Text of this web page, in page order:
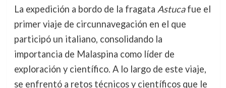
La expedición a bordo de la fragata Astucafue el
primer viaje de circunnavegación en el que
participó un italiano, consolidando la
importancia de Malaspina como líder de
exploración y científico. A lo largo de este viaje,
se enfrentó a retos técnicos y científicos que le